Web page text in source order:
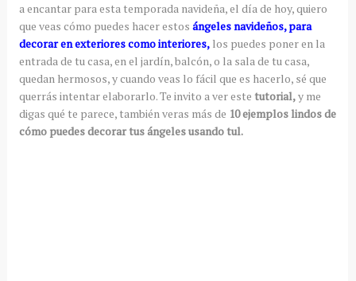
a encantar para esta temporada navideña, el día de hoy, quiero
que veas cómo puedes hacer estos ángeles navideños, para
decorar en exteriores como interiores,los puedes poner en la
entrada de tu casa, en el jardín, balcón, o la sala de tu casa,
quedan hermosos, y cuando veas lo fácil que es hacerlo, sé que
querrás intentar elaborarlo. Te invito a ver este tutorial,y me
digas qué te parece, también veras más de 10 ejemplos lindos de
cómo puedes decorar tus ángeles usando tul.